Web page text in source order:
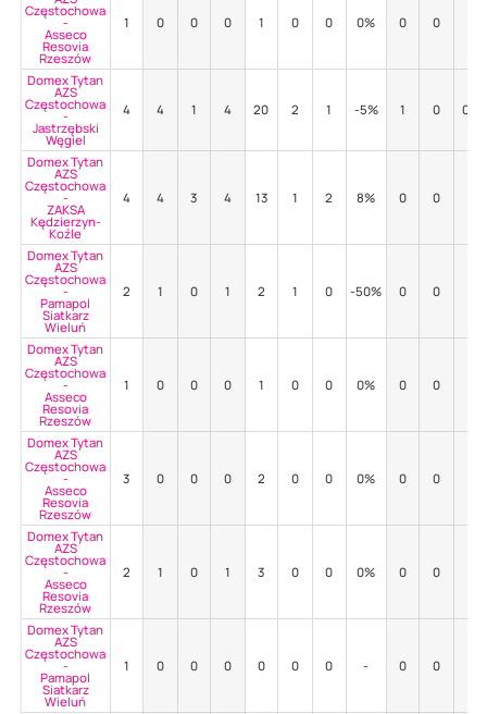
Częstochowa
-
Asseco
Resovia
Rzeszów
1 0 0 0 1 0 0 0% 0 0
Domex Tytan
AZS
Częstochowa
-
Jastrzębski
Węgiel
4 4 1 4 20 2 1 -5% 1 0 0%
Domex Tytan
AZS
Częstochowa
-
ZAKSA
Kędzierzyn-
Koźle
4 4 3 4 13 1 2 8% 0 0
Domex Tytan
AZS
Częstochowa
-
Pamapol
Siatkarz
Wieluń
2 1 0 1 2 1 0 -50% 0 0
Domex Tytan
AZS
Częstochowa
-
Asseco
Resovia
Rzeszów
1 0 0 0 1 0 0 0% 0 0
Domex Tytan
AZS
Częstochowa
-
Asseco
Resovia
Rzeszów
3 0 0 0 2 0 0 0% 0 0
Domex Tytan
AZS
Częstochowa
-
Asseco
Resovia
Rzeszów
2 1 0 1 3 0 0 0% 0 0
Domex Tytan
AZS
Częstochowa
-
Pamapol
Siatkarz
Wieluń
1 0 0 0 0 0 0 - 0 0